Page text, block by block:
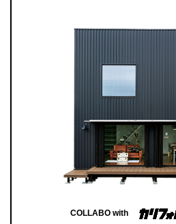
COLLABO with